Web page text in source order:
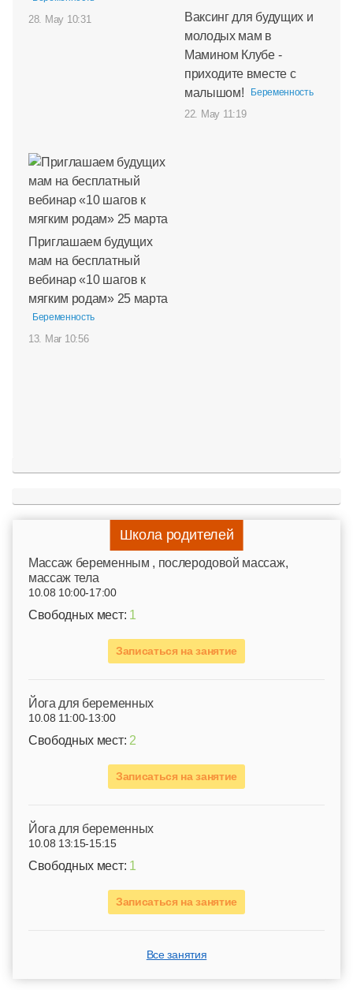
28. May 10:31
Ваксинг для будущих и
молодых мам в
Мамином Клубе -
приходите вместе с
малышом!
Беременность
22. May 11:19
Приглашаем будущих
мам на бесплатный
вебинар «10 шагов к
мягким родам» 25 марта
Беременность
13. Mar 10:56
Школа родителей
Mассаж беременным , послеродовой массаж,
массаж тела
10.08 10:00-17:00
Свободных мест: 1
Записаться на занятие
Йога для беременных
10.08 11:00-13:00
Свободных мест: 2
Записаться на занятие
Йога для беременных
10.08 13:15-15:15
Свободных мест: 1
Записаться на занятие
Все занятия